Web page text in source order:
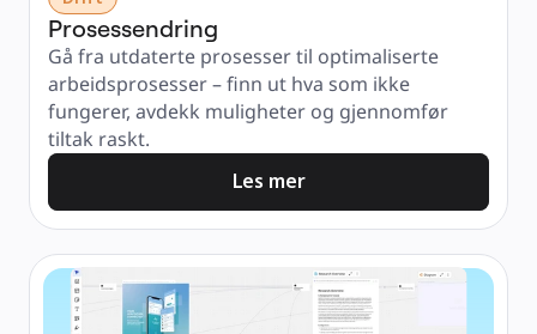
Prosessendring
Gå fra utdaterte prosesser til optimaliserte
arbeidsprosesser – finn ut hva som ikke
fungerer, avdekk muligheter og gjennomfør
tiltak raskt.
Les mer